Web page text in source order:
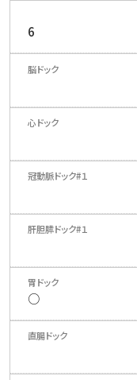
6
○